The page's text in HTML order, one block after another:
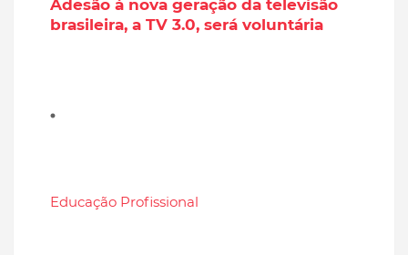
Adesão à nova geração da televisão
brasileira, a TV 3.0, será voluntária
Educação Profissional